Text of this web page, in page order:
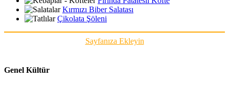
Kırmızı Biber Salatası
Çikolata Şöleni
Sayfanıza Ekleyin
Genel Kültür